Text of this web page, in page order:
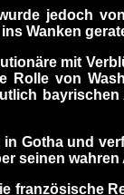
jedoch
Wanken
mit
Rolle von
Gotha und
seinen
französische